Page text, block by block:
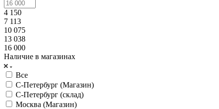
4 150
7 113
10 075
13 038
16 000
Наличие в магазинах
Все
С-Петербург (Магазин)
С-Петербург (склад)
Москва (Магазин)